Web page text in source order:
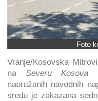
Foto
Vranje/Kosovska
na Severu Kosova
naoružanih navodnih
sredu je zakazana